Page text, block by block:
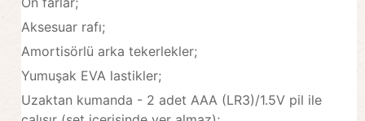
Aksesuar rafı;
Amortisörlü arka tekerlekler;
Yumuşak EVA lastikler;
Uzaktan kumanda - 2 adet AAA (LR3)/1.5V pil ile